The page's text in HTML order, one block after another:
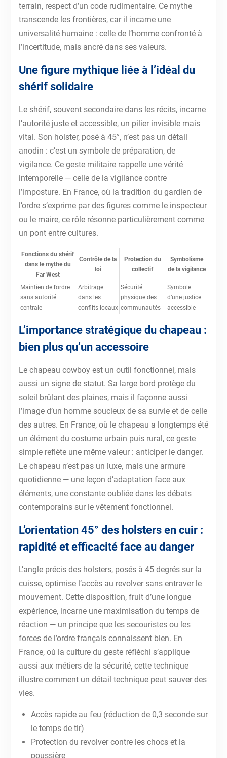
terrain, respect d’un code rudimentaire. Ce mythe
transcende les frontières, car il incarne une
universalité humaine : celle de l’homme confronté à
l’incertitude, mais ancré dans ses valeurs.
Une figure mythique liée à l’idéal du
shérif solidaire
Le shérif, souvent secondaire dans les récits, incarne
l’autorité juste et accessible, un pilier invisible mais
vital. Son holster, posé à 45°, n’est pas un détail
anodin : c’est un symbole de préparation, de
vigilance. Ce geste militaire rappelle une vérité
intemporelle — celle de la vigilance contre
l’imposture. En France, où la tradition du gardien de
l’ordre s’exprime par des figures comme le inspecteur
ou le maire, ce rôle résonne particulièrement comme
un pont entre cultures.
Fonctions du shérif
dans le mythe du
Far West
Contrôle de la
loi
Protection du
collectif
Symbolisme
de la vigilance
Maintien de l’ordre
sans autorité
centrale
Arbitrage
dans les
conflits locaux
Sécurité
physique des
communautés
Symbole
d’une justice
accessible
L’importance stratégique du chapeau :
bien plus qu’un accessoire
Le chapeau cowboy est un outil fonctionnel, mais
aussi un signe de statut. Sa large bord protège du
soleil brûlant des plaines, mais il façonne aussi
l’image d’un homme soucieux de sa survie et de celle
des autres. En France, où le chapeau a longtemps été
un élément du costume urbain puis rural, ce geste
simple reflète une même valeur : anticiper le danger.
Le chapeau n’est pas un luxe, mais une armure
quotidienne — une leçon d’adaptation face aux
éléments, une constante oubliée dans les débats
contemporains sur le vêtement fonctionnel.
L’orientation 45° des holsters en cuir :
rapidité et efficacité face au danger
L’angle précis des holsters, posés à 45 degrés sur la
cuisse, optimise l’accès au revolver sans entraver le
mouvement. Cette disposition, fruit d’une longue
expérience, incarne une maximisation du temps de
réaction — un principe que les secouristes ou les
forces de l’ordre français connaissent bien. En
France, où la culture du geste réfléchi s’applique
aussi aux métiers de la sécurité, cette technique
illustre comment un détail technique peut sauver des
vies.
Accès rapide au feu (réduction de 0,3 seconde sur
le temps de tir)
Protection du revolver contre les chocs et la
poussière